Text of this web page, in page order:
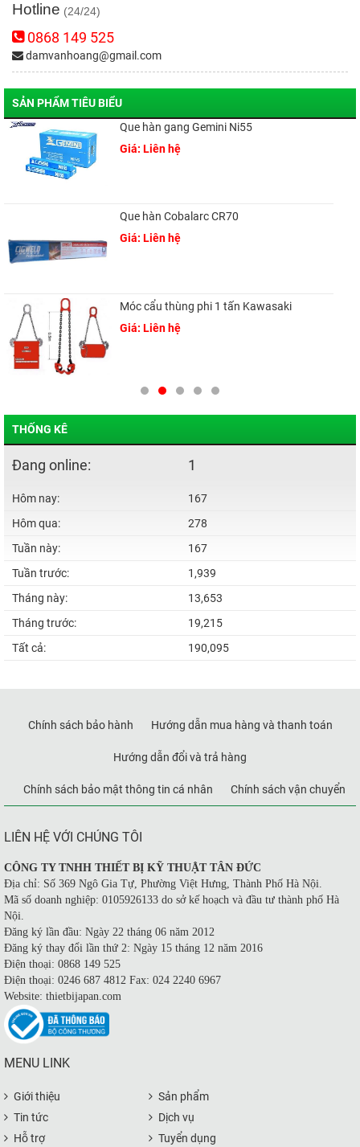
Hotline (24/24)
0868 149 525
damvanhoang@gmail.com
SẢN PHẨM TIÊU BIỂU
Que hàn gang Gemini Ni55
Giá: Liên hệ
Que hàn Cobalarc CR70
Giá: Liên hệ
Móc cẩu thùng phi 1 tấn Kawasaki
Giá: Liên hệ
THỐNG KÊ
Đang online: 1
Hôm nay:
167
Hôm qua:
278
Tuần này:
167
Tuần trước:
1,939
Tháng này:
13,653
Tháng trước:
19,215
Tất cả:
190,095
Chính sách bảo hành Hướng dẫn mua hàng và thanh toán
Hướng dẫn đổi và trả hàng
Chính sách bảo mật thông tin cá nhân Chính sách vận chuyển
LIÊN HỆ VỚI CHÚNG TÔI
CÔNG TY TNHH THIẾT BỊ KỸ THUẬT TÂN ĐỨC
Địa chỉ: Số 369 Ngô Gia Tự, Phường Việt Hưng, Thành Phố Hà Nội.
Mã số doanh nghiệp: 0105926133 do sở kế hoạch và đầu tư thành phố Hà
Nội.
Đăng ký lần đầu: Ngày 22 tháng 06 năm 2012
Đăng ký thay đổi lần thứ 2: Ngày 15 tháng 12 năm 2016
Điện thoại: 0868 149 525
Điện thoại: 0246 687 4812 Fax: 024 2240 6967
Website: thietbijapan.com
MENU LINK
Giới thiệu
Sản phẩm
Tin tức
Dịch vụ
Hỗ trợ
Tuyển dụng